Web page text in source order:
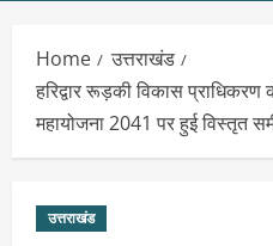
Home
उत्तराखंड
हरिद्वार रूड़की विकास प्राधिकरण
महायोजना 2041 पर हुई विस्तृत
उत्तराखंड